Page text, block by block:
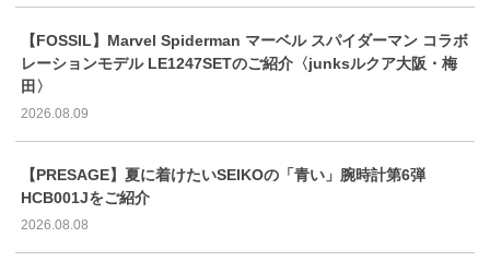
【FOSSIL】Marvel Spiderman マーベル スパイダーマン コラボ
レーションモデル LE1247SETのご紹介〈junksルクア大阪・梅
田〉
2026.08.09
【PRESAGE】夏に着けたいSEIKOの「青い」腕時計第6弾
HCB001Jをご紹介
2026.08.08